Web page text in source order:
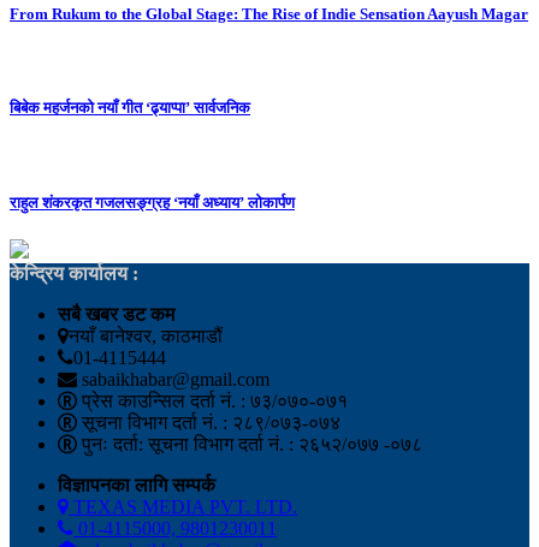
From Rukum to the Global Stage: The Rise of Indie Sensation Aayush Magar
बिबेक महर्जनको नयाँ गीत ‘ढ्याप्पा’ सार्वजनिक
राहुल शंकरकृत गजलसङ्ग्रह ‘नयाँ अध्याय’ लोकार्पण
केन्द्रिय कार्यालय :
सबै खबर डट कम
नयाँ बानेश्वर, काठमाडौं
01-4115444
sabaikhabar@gmail.com
प्रेस काउन्सिल दर्ता नं. : ७३/०७०-०७१
सूचना विभाग दर्ता नं. : २८९/०७३-०७४
पुनः दर्ता: सूचना विभाग दर्ता नं. : २६५२/०७७ -०७८
विज्ञापनका लागि सम्पर्क
TEXAS MEDIA PVT. LTD.
01-4115000, 9801230011